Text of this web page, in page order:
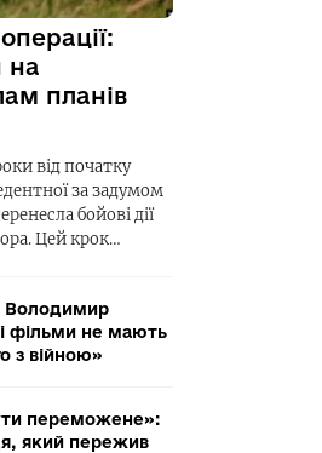
на
планів
від початку
за задумом
бойові дії
Цей крок…
Володимир
фільми не мають
з війною»
переможене»:
який пережив